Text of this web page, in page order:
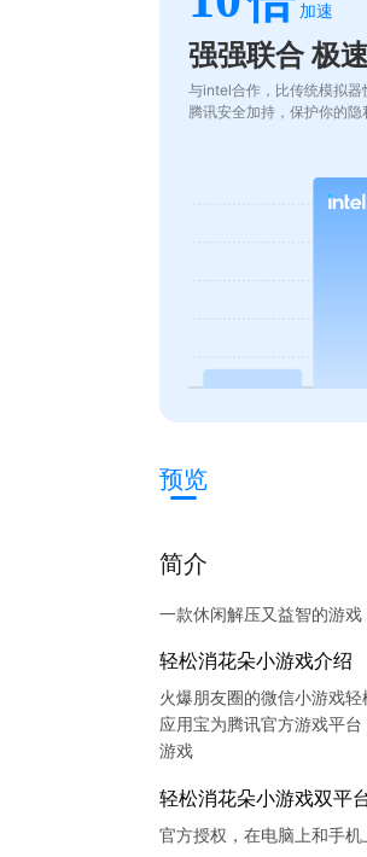
加速
强强联合 极
与intel合作，比传统模拟器
腾讯安全加持，保护你的隐
预览
简介
一款休闲解压又益智的游戏
轻松消花朵小游戏介绍
火爆朋友圈的微信小游戏轻
应用宝为腾讯官方游戏平
轻松消花朵小游戏双平
官方授权，在电脑上和手